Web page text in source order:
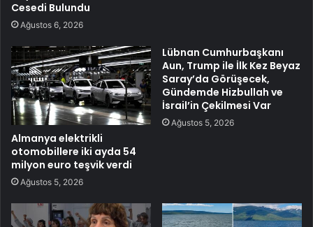
Cesedi Bulundu
Ağustos 6, 2026
Almanya elektrikli
otomobillere iki ayda 54
milyon euro teşvik verdi
Ağustos 5, 2026
Lübnan Cumhurbaşkanı
Aun, Trump ile İlk Kez Beyaz
Saray’da Görüşecek,
Gündemde Hizbullah ve
İsrail’in Çekilmesi Var
Ağustos 5, 2026